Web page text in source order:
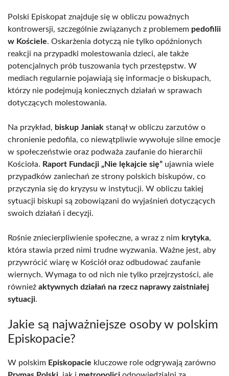
Polski Episkopat znajduje się w obliczu poważnych
kontrowersji, szczególnie związanych z problemem pedofilii
w Kościele. Oskarżenia dotyczą nie tylko opóźnionych
reakcji na przypadki molestowania dzieci, ale także
potencjalnych prób tuszowania tych przestępstw. W
mediach regularnie pojawiają się informacje o biskupach,
którzy nie podejmują koniecznych działań w sprawach
dotyczących molestowania.
Na przykład, biskup Janiak stanął w obliczu zarzutów o
chronienie pedofila, co niewątpliwie wywołuje silne emocje
w społeczeństwie oraz podważa zaufanie do hierarchii
Kościoła. Raport Fundacji „Nie lękajcie się” ujawnia wiele
przypadków zaniechań ze strony polskich biskupów, co
przyczynia się do kryzysu w instytucji. W obliczu takiej
sytuacji biskupi są zobowiązani do wyjaśnień dotyczących
swoich działań i decyzji.
Rośnie zniecierpliwienie społeczne, a wraz z nim krytyka,
która stawia przed nimi trudne wyzwania. Ważne jest, aby
przywrócić wiarę w Kościół oraz odbudować zaufanie
wiernych. Wymaga to od nich nie tylko przejrzystości, ale
również aktywnych działań na rzecz naprawy zaistniałej
sytuacji.
Jakie są najważniejsze osoby w polskim
Episkopacie?
W polskim Episkopacie kluczowe role odgrywają zarówno